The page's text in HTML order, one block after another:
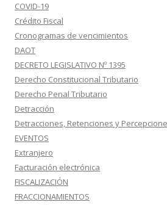
COVID-19
Crédito Fiscal
Cronogramas de vencimientos
DAOT
DECRETO LEGISLATIVO Nº 1395
Derecho Constitucional Tributario
Derecho Penal Tributario
Detracción
Detracciones, Retenciones y
EVENTOS
Extranjero
Facturación electrónica
FISCALIZACIÓN
FRACCIONAMIENTOS